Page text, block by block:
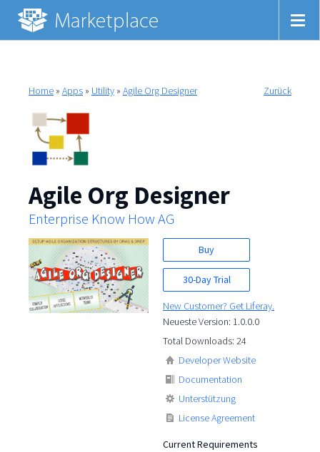
Home» Apps» Utility» Agile Org Designer Zurück
Agile Org Designer
Enterprise Know How AG
Buy
30-Day Trial
New Customer? Get Liferay.
Neueste Version: 1.0.0.0
Total Downloads: 24
Developer Website
Documentation
Unterstützung
License Agreement
Current Requirements